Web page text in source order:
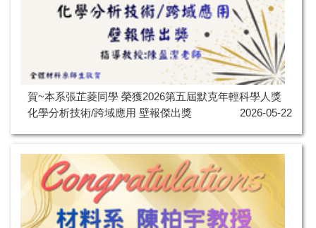
賀~本系張芷菱同學 榮獲2026第五屆默克年輕科學人獎
化學分析技術/跨域應用 壁報傑出獎
2026-05-22